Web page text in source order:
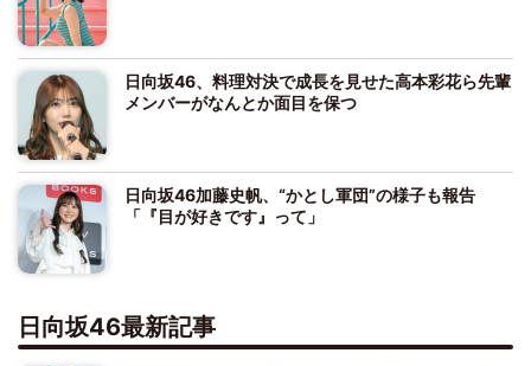
日向坂46、料理対決で成長を見せた高本彩花ら先輩
メンバーがなんとか面目を保つ
日向坂46加藤史帆、“かとし軍団”の様子も報告
「『目が好きです』って」
日向坂46最新記事